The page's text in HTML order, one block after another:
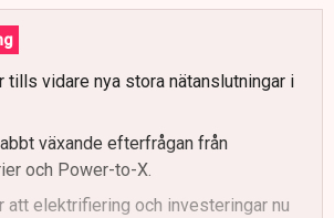
tills vidare nya stora nätanslutningar i
växande efterfrågan från
och Power-to-X.
att elektrifiering och investeringar nu